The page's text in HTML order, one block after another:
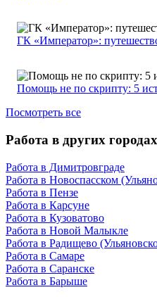
ГК «Император»:
Помощь не по скрипту: 5
Посмотреть все
Работа в других городах
Работа в Димитровграде
Работа в Новоспасском
Работа в Пензе
Работа в Карсуне
Работа в Кузоватово
Работа в Новой Малыкле
Работа в Радищево
Работа в Самаре
Работа в Саранске
Работа в Барыше